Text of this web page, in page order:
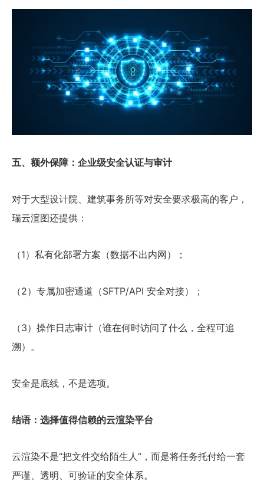
五、额外保障：企业级安全认证与审计
对于大型设计院、建筑事务所等对安全要求极高的客户，
瑞云渲图还提供：
（1）私有化部署方案（数据不出内网）；
（2）专属加密通道（SFTP/API 安全对接）；
（3）操作日志审计（谁在何时访问了什么，全程可追
溯）。
安全是底线，不是选项。
结语：选择值得信赖的云渲染平台
云渲染不是“把文件交给陌生人”，而是将任务托付给一套
严谨、透明、可验证的安全体系。